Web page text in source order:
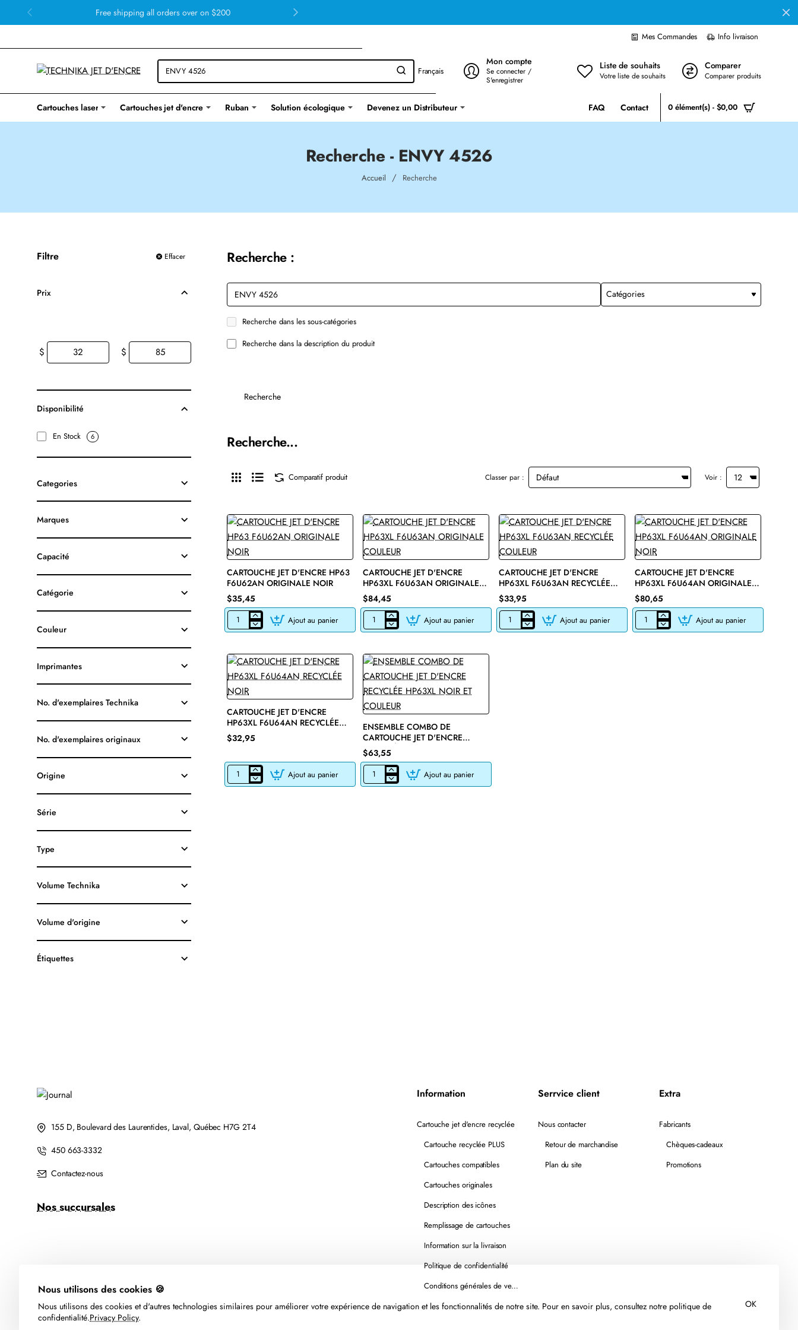
Nous utilisons des cookies 🍪
Nous utilisons des cookies et d'autres technologies similaires pour améliorer votre expérience de navigation et les fonctionnalités de notre site. Pour en savoir plus, consultez notre politique de
confidentialité.Privacy Policy.
OK
Free shipping all orders over on $200
Mes Commandes Info livraison
Français
Mon compte
Se connecter /
S'enregistrer
Liste de souhaits
Votre liste de souhaits
Comparer
Comparer produits
Cartouches laser Cartouches jet d'encre Ruban Solution écologique Devenez un Distributeur FAQ Contact 0 élément(s) - $0,00
Recherche - ENVY 4526
AccueilhomeRecherche
Filtre Effacer
Prix
$ $
Disponibilité
En Stock 6
Categories
Marques
Capacité
Catégorie
Couleur
Imprimantes
No. d'exemplaires Technika
No. d'exemplaires originaux
Origine
Série
Type
Volume Technika
Volume d'origine
Étiquettes
Recherche :
Recherche dans les sous-catégories
Recherche dans la description du produit
Recherche
Recherche...
Comparatif produit Classer par : Voir :
CARTOUCHE JET D'ENCRE HP63
F6U62AN ORIGINALE NOIR
$35,45
CARTOUCHE
JET
HP63
F6U62AN
ORIGINALE
NOIR
Ajout au panier
CARTOUCHE JET D'ENCRE
HP63XL F6U63AN ORIGINALE
COULEUR
$84,45
CARTOUCHE
JET
HP63XL
F6U63AN
ORIGINALE
COULEUR
Ajout au panier
CARTOUCHE JET D'ENCRE
HP63XL F6U63AN RECYCLÉE
COULEUR
$33,95
CARTOUCHE
JET
Ajout au panier
CARTOUCHE JET D'ENCRE
HP63XL F6U64AN ORIGINALE
NOIR
$80,65
CARTOUCHE
JET
Ajout au panier
🔥 Bestseller
CARTOUCHE JET D'ENCRE
HP63XL F6U64AN RECYCLÉE
NOIR
$32,95
CARTOUCHE
JET
Ajout au panier
ENSEMBLE COMBO DE
CARTOUCHE JET D'ENCRE
RECYCLÉE HP63XL NOIR ET
COULEUR
$63,55
ENSEMBLE
COMBO
Ajout au panier
155 D, Boulevard des Laurentides, Laval, Québec H7G 2T4
450 663-3332
Contactez-nous
Nos succursales
Information
Cartouche jet d'encre recyclée
Cartouche recyclée PLUS
Cartouches compatibles
Cartouches originales
Description des icônes
Remplissage de cartouches
Information sur la livraison
Politique de confidentialité
Conditions générales de vente
Serrvice client
Nous contacter
Retour de marchandise
Plan du site
Extra
Fabricants
Chèques-cadeaux
Promotions